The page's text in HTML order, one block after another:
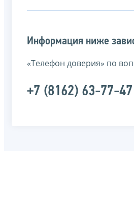
Информация ниже
«Телефон доверия» по
+7 (8162) 63-77-47